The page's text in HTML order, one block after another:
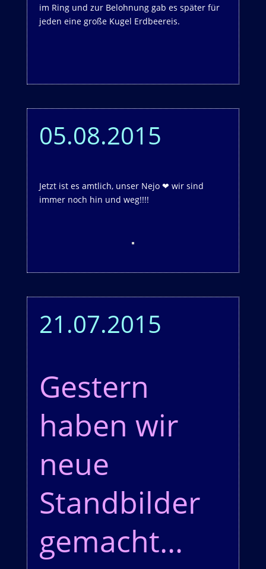
im Ring und zur Belohnung gab es später für
jeden eine große Kugel Erdbeereis.
05.08.2015
Jetzt ist es amtlich, unser Nejo ❤ wir sind
immer noch hin und weg!!!!
21.07.2015
Gestern
haben wir
neue
Standbilder
gemacht…